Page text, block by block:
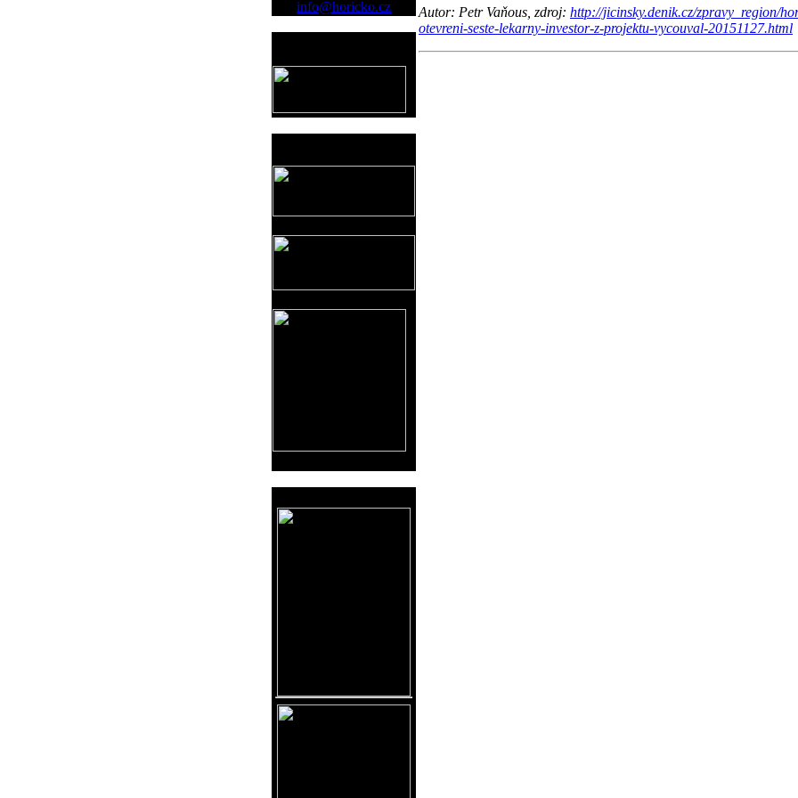
info@horicko.cz
Autor: Petr Vaňous, zdroj: http://jicinsky.denik.cz/zpravy_region/
otevreni-seste-lekarny-investor-z-projektu-vycouval-20151127.html